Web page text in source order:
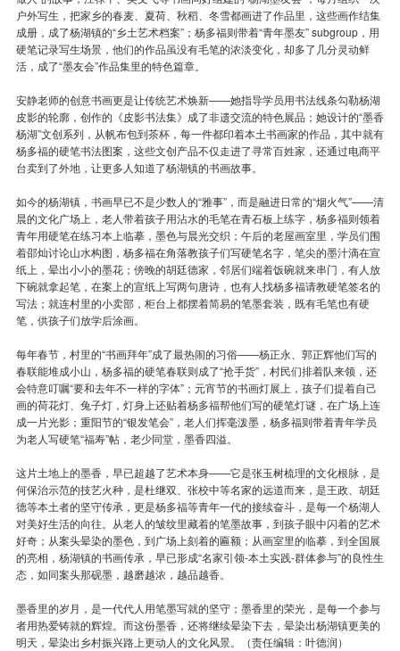
户外写生，把家乡的春麦、夏荷、秋稻、冬雪都画进了作品里，这些画作结集
成册，成了杨湖镇的“乡土艺术档案”；杨多福则带着“青年墨友” subgroup，用
硬笔记录写生场景，他们的作品虽没有毛笔的浓淡变化，却多了几分灵动鲜
活，成了“墨友会”作品集里的特色篇章。
安静老师的创意书画更是让传统艺术焕新——她指导学员用书法线条勾勒杨湖
皮影的轮廓，创作的《皮影书法集》成了非遗交流的特色展品；她设计的“墨香
杨湖”文创系列，从帆布包到茶杯，每一件都印着本土书画家的作品，其中就有
杨多福的硬笔书法图案，这些文创产品不仅走进了寻常百姓家，还通过电商平
台卖到了外地，让更多人知道了杨湖镇的书画故事。
如今的杨湖镇，书画早已不是少数人的“雅事”，而是融进日常的“烟火气”——清
晨的文化广场上，老人带着孩子用沾水的毛笔在青石板上练字，杨多福则领着
青年用硬笔在练习本上临摹，墨色与晨光交织；午后的老屋画室里，学员们围
着邵灿讨论山水构图，杨多福在角落教孩子们写硬笔名字，笔尖的墨汁滴在宣
纸上，晕出小小的墨花；傍晚的胡廷德家，邻居们端着饭碗就来串门，有人放
下碗就拿起笔，在案上的宣纸上写两句唐诗，也有人找杨多福请教硬笔签名的
写法；就连村里的小卖部，柜台上都摆着简易的笔墨套装，既有毛笔也有硬
笔，供孩子们放学后涂画。
每年春节，村里的“书画拜年”成了最热闹的习俗——杨正永、郭正辉他们写的
春联能堆成小山，杨多福的硬笔春联则成了“抢手货”，村民们排着队来领，还
会特意叮嘱“要和去年不一样的字体”；元宵节的书画灯展上，孩子们提着自己
画的荷花灯、兔子灯，灯身上还贴着杨多福帮他们写的硬笔灯谜，在广场上连
成一片光影；重阳节的“银发笔会”，老人们挥毫泼墨，杨多福则带着青年学员
为老人写硬笔“福寿”帖，老少同堂，墨香四溢。
这片土地上的墨香，早已超越了艺术本身——它是张玉树梳理的文化根脉，是
何保治示范的技艺火种，是杜继双、张校中等名家的远道而来，是王政、胡廷
德等本土者的坚守传承，更是杨多福等青年一代的接续奋斗，是每一个杨湖人
对美好生活的向往。从老人的皱纹里藏着的笔墨故事，到孩子眼中闪着的艺术
好奇；从案头晕染的墨色，到广场上刻着的匾额；从画室里的临摹，到全国展
的亮相，杨湖镇的书画传承，早已形成“名家引领-本土实践-群体参与”的良性生
态，如同案头那砚墨，越磨越浓，越品越香。
墨香里的岁月，是一代代人用笔墨写就的坚守；墨香里的荣光，是每一个参与
者用热爱铸就的辉煌。而这份墨香，还将继续晕染下去，晕染出杨湖镇更美的
明天，晕染出乡村振兴路上更动人的文化风景。（责任编辑：叶德润）